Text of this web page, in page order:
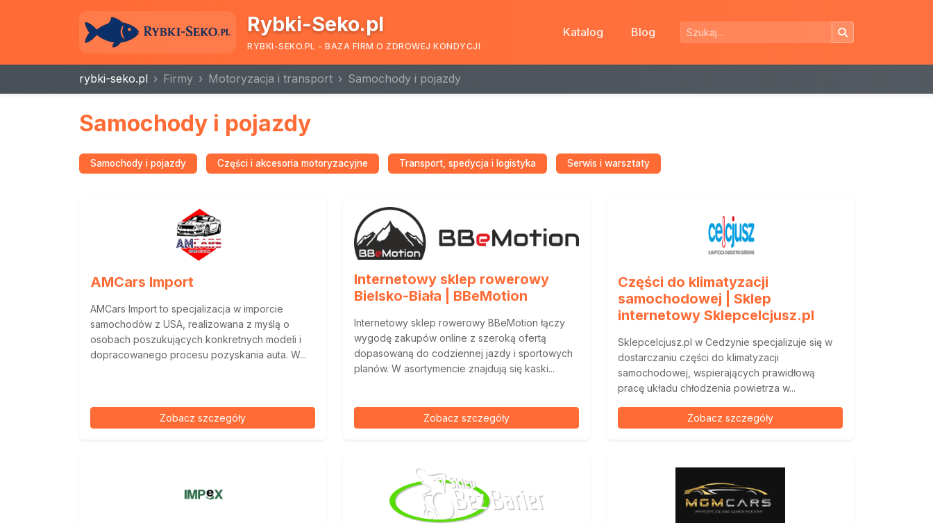
Rybki-Seko.pl
RYBKI-SEKO.PL - BAZA FIRM O ZDROWEJ KONDYCJI
Katalog Blog
rybki-seko.pl Firmy Motoryzacja i transport Samochody i pojazdy
Samochody i pojazdy
Samochody i pojazdy Części i akcesoria motoryzacyjne Transport, spedycja i logistyka Serwis i warsztaty
AMCars Import
AMCars Import to specjalizacja w imporcie
samochodów z USA, realizowana z myślą o
osobach poszukujących konkretnych modeli i
dopracowanego procesu pozyskania auta. W...
Zobacz szczegóły
Internetowy sklep rowerowy
Bielsko-Biała | BBeMotion
Internetowy sklep rowerowy BBeMotion łączy
wygodę zakupów online z szeroką ofertą
dopasowaną do codziennej jazdy i sportowych
planów. W asortymencie znajdują się kaski...
Zobacz szczegóły
Części do klimatyzacji
samochodowej | Sklep
internetowy Sklepcelcjusz.pl
Sklepcelcjusz.pl w Cedzynie specjalizuje się w
dostarczaniu części do klimatyzacji
samochodowej, wspierających prawidłową
pracę układu chłodzenia powietrza w...
Zobacz szczegóły